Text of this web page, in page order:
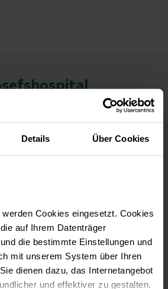
Details Über Cookies
Cookies eingesetzt. Cookies
auf Ihrem Datenträger
die bestimmte Einstellungen und
mit unserem System über Ihren
dienen dazu, das Internetangebot
und effektiver zu gestalten.
Maps